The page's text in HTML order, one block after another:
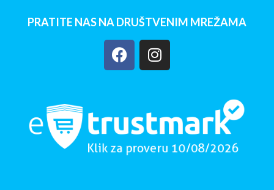
PRATITE NAS NA DRUŠTVENIM MREŽAMA